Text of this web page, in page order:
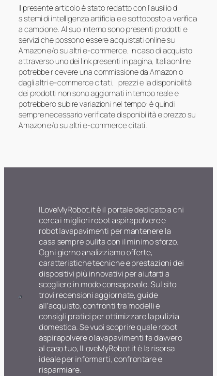
Il presente articolo è stato redatto con l’ausilio di
sistemi di intelligenza artificiale e sottoposto a verifica
a campione. Al suo interno sono presenti prodotti e
servizi che possono essere acquistati online su
Amazon e/o su altri e-commerce. In caso di acquisto
attraverso uno dei link presenti in pagina, Italiaonline
potrebbe ricevere una commissione da Amazon o
dagli altri e-commerce citati. I prezzi e la disponibilità
dei prodotti non sono aggiornati in tempo reale e
potrebbero subire variazioni nel tempo: è quindi
sempre necessario verificate disponibilità e prezzo su
Amazon e/o su altri e-commerce citati.
ILoveMyRobot.it è il portale dedicato a chi
cerca i migliori robot aspirapolvere e
robot lavapavimenti per mantenere la
casa sempre pulita con il minimo sforzo.
Ogni giorno analizziamo offerte,
caratteristiche tecniche e prestazioni dei
dispositivi più innovativi per aiutarti a
scegliere in modo consapevole. Sul sito
trovi recensioni aggiornate, guide
all’acquisto, confronti tra modelli e
consigli pratici per ottimizzare la pulizia
domestica. Se vuoi scoprire quale robot
aspirapolvere o lavapavimenti fa davvero
al caso tuo, ILoveMyRobot.it è la risorsa
ideale per informarti, confrontare e
risparmiare.